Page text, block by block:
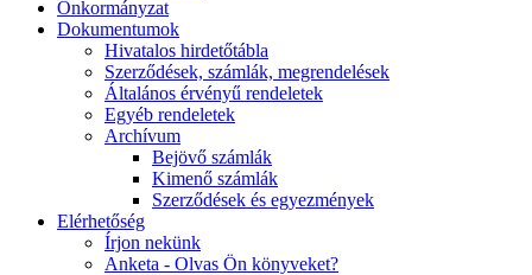
Önkormányzat
Dokumentumok
Hivatalos hirdetőtábla
Szerződések, számlák, megrendelések
Általános érvényű rendeletek
Egyéb rendeletek
Archívum
Bejövő számlák
Kimenő számlák
Szerződések és egyezmények
Elérhetőség
Írjon nekünk
Anketa - Olvas Ön könyveket?